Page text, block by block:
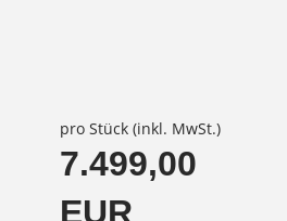
pro Stück (inkl. MwSt.)
7.499,00
EUR